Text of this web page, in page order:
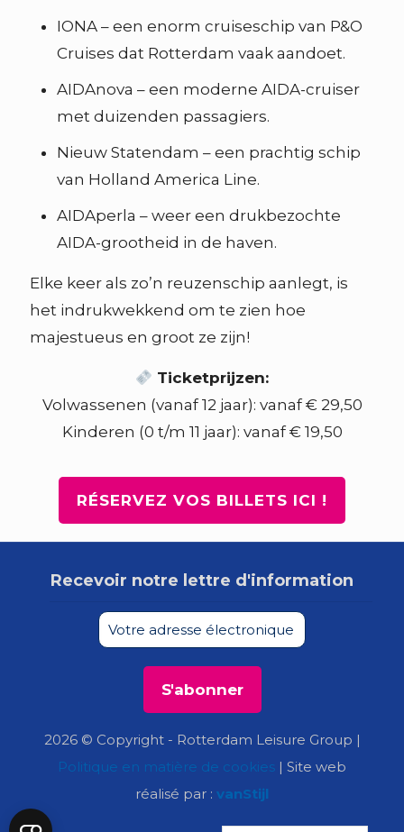
IONA – een enorm cruiseschip van P&O
Cruises dat Rotterdam vaak aandoet.
AIDAnova – een moderne AIDA-cruiser
met duizenden passagiers.
Nieuw Statendam – een prachtig schip
van Holland America Line.
AIDAperla – weer een drukbezochte
AIDA-grootheid in de haven.
Elke keer als zo’n reuzenschip aanlegt, is
het indrukwekkend om te zien hoe
majestueus en groot ze zijn!
Ticketprijzen:
Volwassenen (vanaf 12 jaar): vanaf € 29,50
Kinderen (0 t/m 11 jaar): vanaf € 19,50
RÉSERVEZ VOS BILLETS ICI !
Recevoir notre lettre d'information
2026 © Copyright - Rotterdam Leisure Group |
Politique en matière de cookies | Site web
réalisé par : vanStijl